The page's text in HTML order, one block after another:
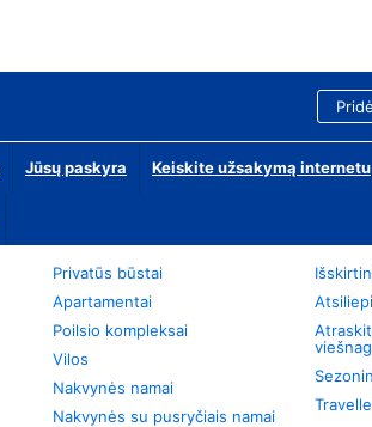
Jūsų paskyra Keiskite užsakymą internetu
Privatūs būstai
Apartamentai
Poilsio kompleksai
Vilos
Nakvynės namai
Nakvynės su pusryčiais namai